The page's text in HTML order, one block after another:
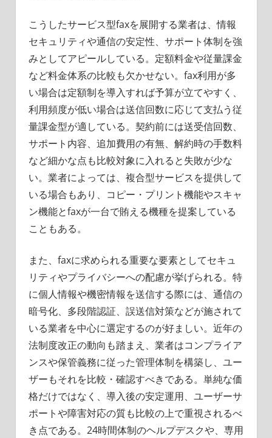
こうしたサービス型faxを展開する業者は、情報
セキュリティや通信の安定性、サポート体制を強
みとしてアピールしている。定額料金や従量課金
など料金体系の比較も欠かせない。fax利用が多
い場合は定額制を導入すれば予算が立てやすく、
利用頻度が低い場合は送信回数に応じて支払う従
量課金型が適している。契約前には送受信回数、
サポート内容、追加費用の有無、解約時の手数料
など細かな点も比較対象に入れると失敗が少な
い。業者によっては、複合型サービスを提供して
いる場合もあり、コピー・プリント機能やスキャ
ン機能とfaxが一台で賄える機種を提案している
こともある。
また、faxに求められる重要な要素としてセキュ
リティやプライバシーへの配慮が挙げられる。特
に個人情報や機密情報を送信する際には、通信の
暗号化、多段階認証、誤送信対策などが施されて
いる業者を中心に選定するのが好ましい。近年の
法制度改正の動向も踏まえ、業者はコンプライア
ンスや保管義務に従った管理体制を構築し、ユー
ザーもそれを比較・確認すべきである。単純な価
格だけではなく、導入後の安定運用、ユーザーサ
ポートや障害対応の質も比較の上で重視されるべ
き点である。24時間体制のヘルプデスクや、専用